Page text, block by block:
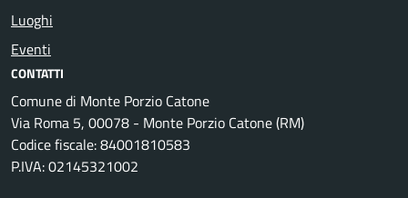
Luoghi
Eventi
CONTATTI
Comune di Monte Porzio Catone
Via Roma 5, 00078 - Monte Porzio Catone (RM)
Codice fiscale: 84001810583
P.IVA: 02145321002